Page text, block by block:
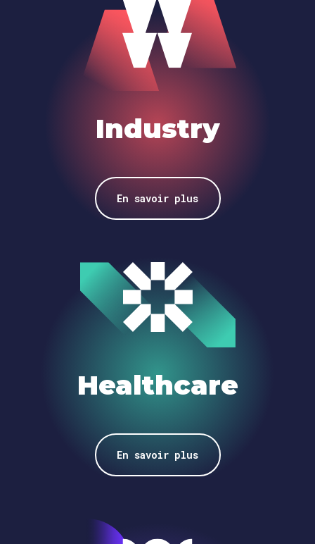
Industry
En savoir plus
Healthcare
En savoir plus